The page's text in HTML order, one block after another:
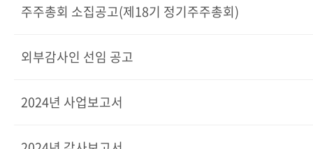
주주총회 소집공고(제18기 정기주주총회)
외부감사인 선임 공고
2024년 사업보고서